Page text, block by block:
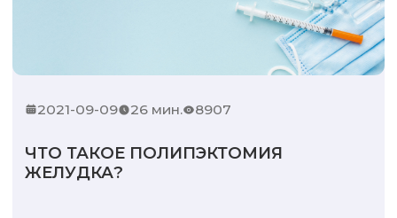
2021-09-09 26 мин. 8907
ЧТО ТАКОЕ ПОЛИПЭКТОМИЯ
ЖЕЛУДКА?